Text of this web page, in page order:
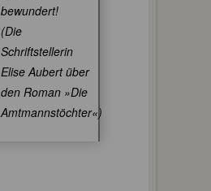
bewundert!
(Die
Schriftstellerin
Elise Aubert über
den Roman »Die
Amtmannstöchter«)